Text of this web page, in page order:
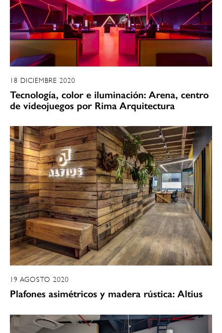
18 DICIEMBRE 2020
Tecnología, color e iluminación: Arena, centro
de videojuegos por Rima Arquitectura
19 AGOSTO 2020
Plafones asimétricos y madera rústica: Altius